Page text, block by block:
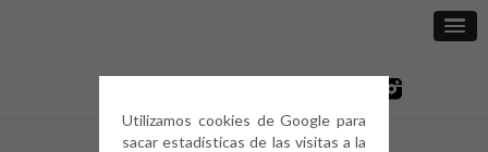
Utilizamos cookies de Google para
sacar estadísticas de las visitas a la